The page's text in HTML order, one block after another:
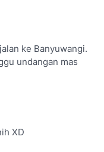
ke Banyuwangi.
undangan mas
XD